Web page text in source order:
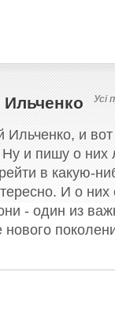
Усі
Ильченко, и
и пишу о них
в какую-
И о них
- один из